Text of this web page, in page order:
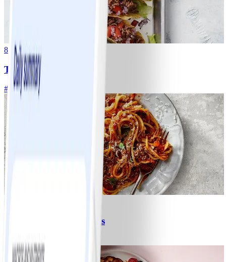
8
Tacos
# Lätt15 MIN
Spagetti med köttfärssås
10 MIN